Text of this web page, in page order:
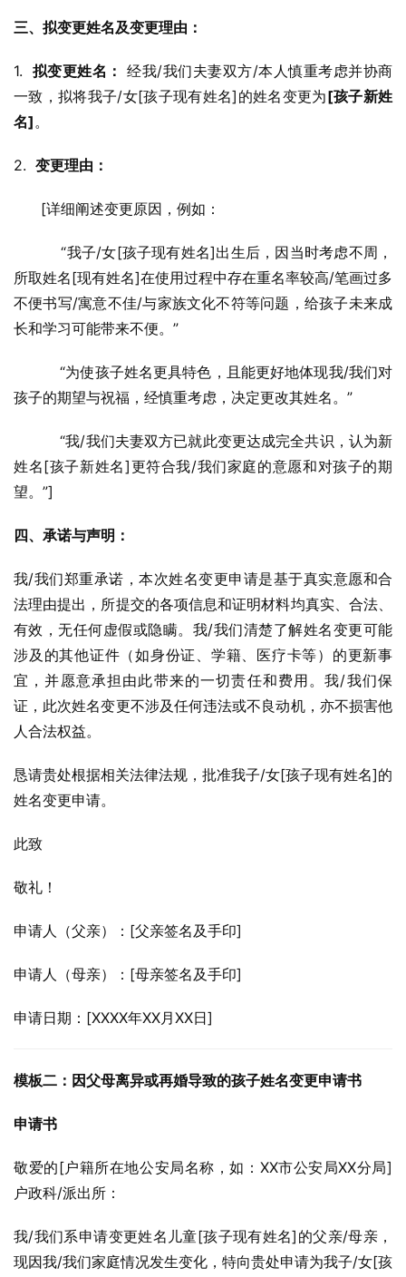
三、拟变更姓名及变更理由：
1. 拟变更姓名： 经我/我们夫妻双方/本人慎重考虑并协商
一致，拟将我子/女[孩子现有姓名]的姓名变更为[孩子新姓
名]。
2. 变更理由：
      [详细阐述变更原因，例如：
          “我子/女[孩子现有姓名]出生后，因当时考虑不周，
所取姓名[现有姓名]在使用过程中存在重名率较高/笔画过多
不便书写/寓意不佳/与家族文化不符等问题，给孩子未来成
长和学习可能带来不便。”
          “为使孩子姓名更具特色，且能更好地体现我/我们对
孩子的期望与祝福，经慎重考虑，决定更改其姓名。”
          “我/我们夫妻双方已就此变更达成完全共识，认为新
姓名[孩子新姓名]更符合我/我们家庭的意愿和对孩子的期
望。”]
四、承诺与声明：
我/我们郑重承诺，本次姓名变更申请是基于真实意愿和合
法理由提出，所提交的各项信息和证明材料均真实、合法、
有效，无任何虚假或隐瞒。我/我们清楚了解姓名变更可能
涉及的其他证件（如身份证、学籍、医疗卡等）的更新事
宜，并愿意承担由此带来的一切责任和费用。我/我们保
证，此次姓名变更不涉及任何违法或不良动机，亦不损害他
人合法权益。
恳请贵处根据相关法律法规，批准我子/女[孩子现有姓名]的
姓名变更申请。
此致
敬礼！
申请人（父亲）：[父亲签名及手印]
申请人（母亲）：[母亲签名及手印]
申请日期：[XXXX年XX月XX日]
模板二：因父母离异或再婚导致的孩子姓名变更申请书
申请书
敬爱的[户籍所在地公安局名称，如：XX市公安局XX分局]
户政科/派出所：
我/我们系申请变更姓名儿童[孩子现有姓名]的父亲/母亲，
现因我/我们家庭情况发生变化，特向贵处申请为我子/女[孩